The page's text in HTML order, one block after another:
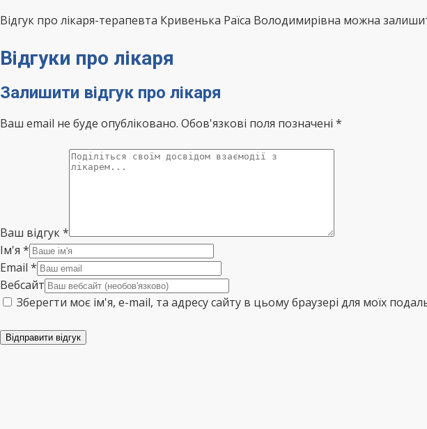
Відгук про лікаря-терапевта Кривенька Раїса Володимирівна можна
Відгуки про лікаря
Залишити відгук про лікаря
Ваш email не буде опубліковано. Обов'язкові поля позначені *
Ваш відгук*
Ім'я *
Email *
Вебсайт
Зберегти моє ім'я, e-mail, та адресу сайту в цьому браузері для моїх
Відправити відгук